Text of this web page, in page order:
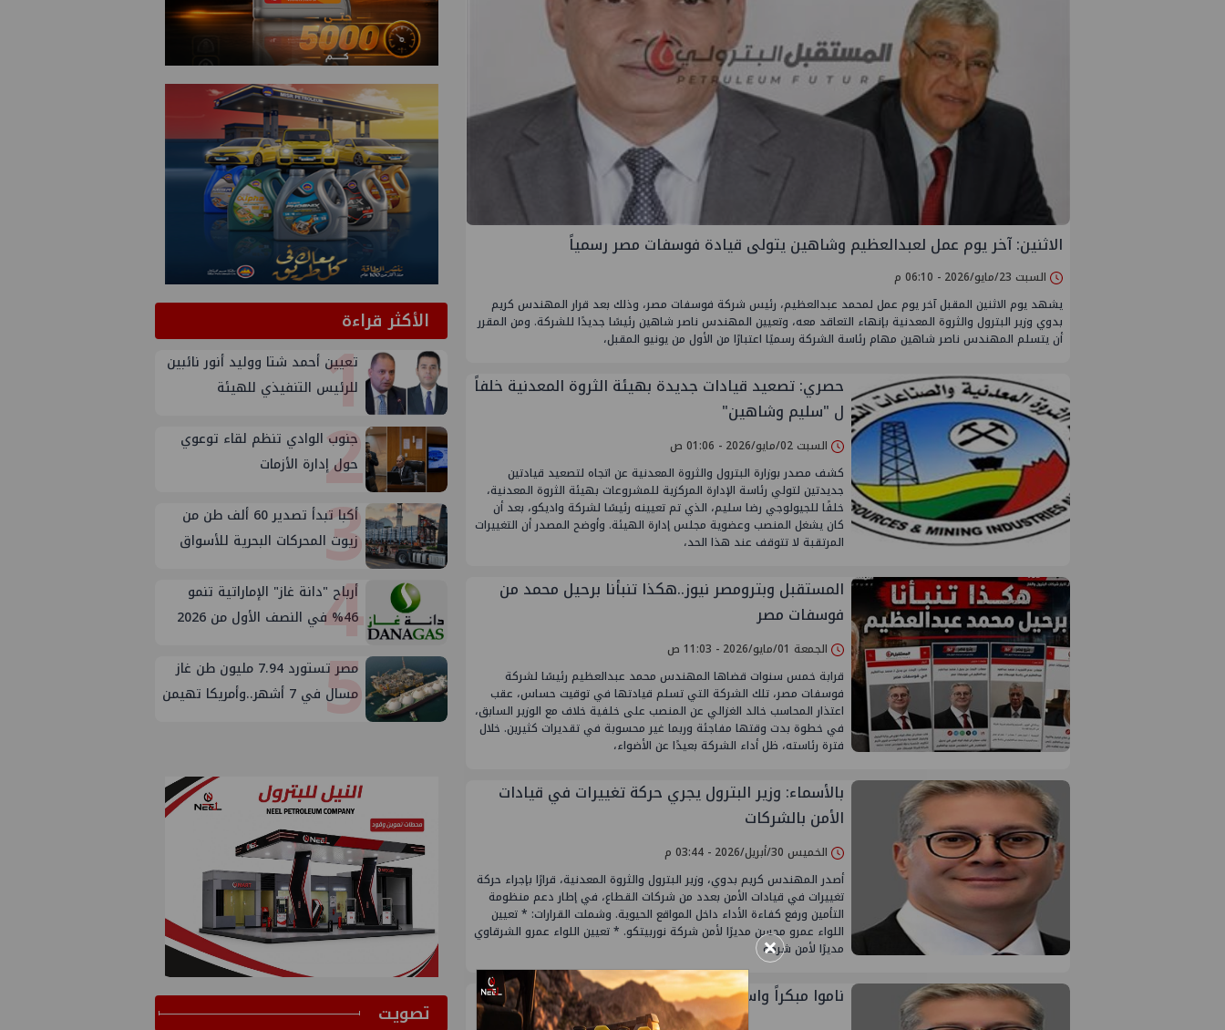
الاثنين: آخر يوم عمل لعبدالعظيم وشاهين يتولى قيادة فوسفات مصر رسمياً
السبت 23/مايو/2026 - 06:10 م
يشهد يوم الاثنين المقبل آخر يوم عمل لمحمد عبدالعظيم، رئيس شركة فوسفات مصر، وذلك بعد قرار المهندس كريم
بدوي وزير البترول والثروة المعدنية بإنهاء التعاقد معه، وتعيين المهندس ناصر شاهين رئيسًا جديدًا للشركة. ومن المقرر
أن يتسلم المهندس ناصر شاهين مهام رئاسة الشركة رسميًا اعتبارًا من الأول من يونيو المقبل،
حصري: تصعيد قيادات جديدة بهيئة الثروة المعدنية خلفاً
ل "سليم وشاهين"
السبت 02/مايو/2026 - 01:06 ص
كشف مصدر بوزارة البترول والثروة المعدنية عن اتجاه لتصعيد قيادتين
جديدتين لتولي رئاسة الإدارة المركزية للمشروعات بهيئة الثروة المعدنية،
خلفًا للجيولوجي رضا سليم، الذي تم تعيينه رئيسًا لشركة واديكو، بعد أن
كان يشغل المنصب وعضوية مجلس إدارة الهيئة. وأوضح المصدر أن التغييرات
المرتقبة لا تتوقف عند هذا الحد،
المستقبل وبترومصر نيوز..هكذا تنبأنا برحيل محمد من
فوسفات مصر
الجمعة 01/مايو/2026 - 11:03 ص
قرابة خمس سنوات قضاها المهندس محمد عبدالعظيم رئيسًا لشركة
فوسفات مصر، تلك الشركة التي تسلم قيادتها في توقيت حساس، عقب
اعتذار المحاسب خالد الغزالي عن المنصب على خلفية خلاف مع الوزير السابق،
في خطوة بدت وقتها مفاجئة وربما غير محسوبة في تقديرات كثيرين. خلال
فترة رئاسته، ظل أداء الشركة بعيدًا عن الأضواء،
بالأسماء: وزير البترول يجري حركة تغييرات في قيادات
الأمن بالشركات
الخميس 30/أبريل/2026 - 03:44 م
أصدر المهندس كريم بدوي، وزير البترول والثروة المعدنية، قرارًا بإجراء حركة
تغييرات في قيادات الأمن بعدد من شركات القطاع، في إطار دعم منظومة
التأمين ورفع كفاءة الأداء داخل المواقع الحيوية. وشملت القرارات: * تعيين
اللواء عمرو محسن مديرًا لأمن شركة نوربيتكو. * تعيين اللواء عمرو الشرقاوي
مديرًا لأمن شركة
ناموا مبكراً واستيقظوا مبكراً إستعداداً لزيارات الوزير
الأكثر قراءة
1
تعيين أحمد شتا ووليد أنور نائبين
للرئيس التنفيذي للهيئة
2
جنوب الوادي تنظم لقاء توعوي
حول إدارة الأزمات
3
أكبا تبدأ تصدير 60 ألف طن من
زيوت المحركات البحرية للأسواق
4
أرباح "دانة غاز" الإماراتية تنمو
46% في النصف الأول من 2026
5
مصر تستورد 7.94 مليون طن غاز
مسال في 7 أشهر..وأمريكا تهيمن
ﺗﺼﻮﻳﺖ
×